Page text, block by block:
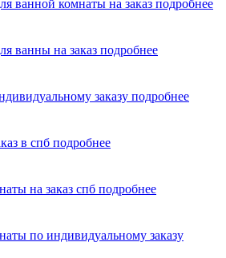
ванной комнаты на заказ подробнее
ванны на заказ подробнее
заказу подробнее
в спб подробнее
на заказ спб подробнее
по индивидуальному заказу